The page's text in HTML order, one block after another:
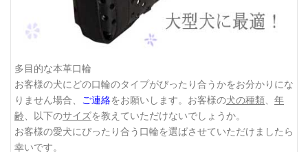
多目的な本革口輪
お客様の犬にどの口輪のタイプがぴったり合うかをお分かりにな
りません場合、 ご連絡をお願いします。お客様の犬の種類、 年
齢、以下のサイズを教えていただけないでしょうか。
お客様の愛犬にぴったり合う口輪を選ばさせていただけましたら
幸いです。